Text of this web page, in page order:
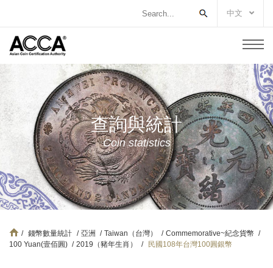
中文
查詢與統計
Coin statistics
/ 錢幣數量統計 / 亞洲 / Taiwan（台灣） / Commemorative~紀念貨幣 /
100 Yuan(壹佰圓) / 2019（豬年生肖） / 民國108年台灣100圓銀幣